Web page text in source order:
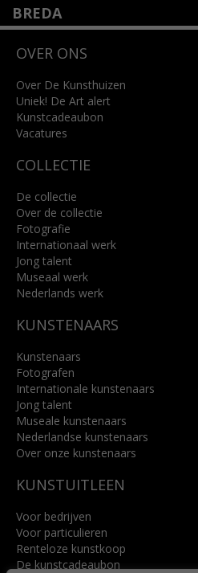
BREDA
4818 SB Breda
info@kunsthuisbreda.nl
Lees meer
OVER ONS
Over De Kunsthuizen
Uniek! De Art alert
Kunstcadeaubon
Vacatures
COLLECTIE
De collectie
Over de collectie
Fotografie
Internationaal werk
Jong talent
Museaal werk
Nederlands werk
KUNSTENAARS
Kunstenaars
Fotografen
Internationale kunstenaars
Jong talent
Museale kunstenaars
Nederlandse kunstenaars
Over onze kunstenaars
KUNSTUITLEEN
Voor bedrijven
Voor particulieren
Renteloze kunstkoop
De kunstcadeaubon